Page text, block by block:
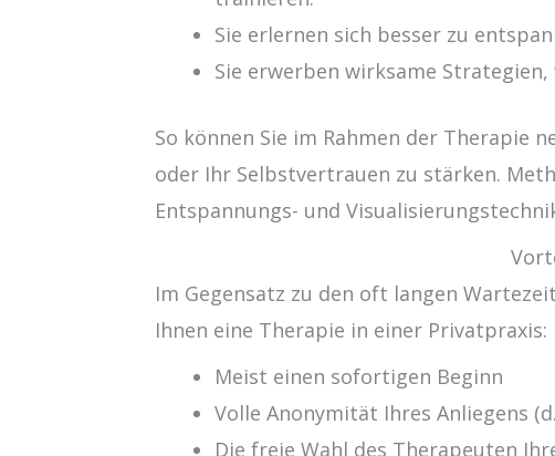
Sie erlernen sich besser zu
Sie erwerben wirksame
So können Sie im Rahmen der Therapie
oder Ihr Selbstvertrauen zu stärken.
Entspannungs- und
Im Gegensatz zu den oft langen
Ihnen eine Therapie in einer Privatpraxis:
Meist einen sofortigen Beginn
Volle Anonymität Ihres Anliegens
Die freie Wahl des Therapeuten